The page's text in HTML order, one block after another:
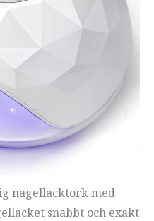
nagellacktork med
snabbt och exakt